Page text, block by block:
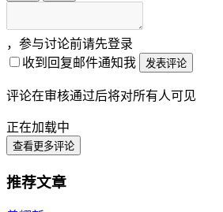
，参与讨论前请先登录
收到回复邮件通知我
发表评论
评论在审核通过后将对所有人可见
正在加载中
查看更多评论
推荐文章